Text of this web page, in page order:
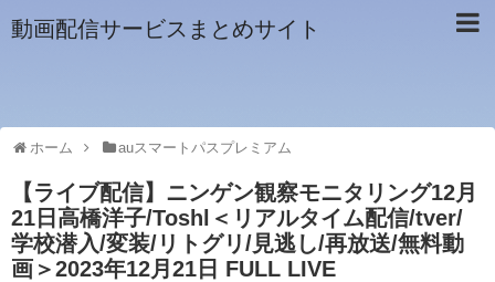
動画配信サービスまとめサイト
ホーム auスマートパスプレミアム
【ライブ配信】ニンゲン観察モニタリング12月
21日高橋洋子/Toshl＜リアルタイム配信/tver/
学校潜入/変装/リトグリ/見逃し/再放送/無料動
画＞2023年12月21日 FULL LIVE